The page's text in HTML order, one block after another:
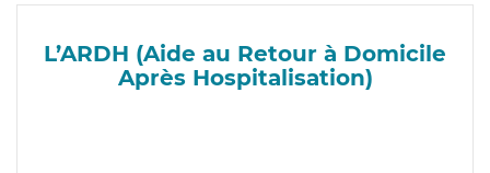
L’ARDH (Aide au Retour à Domicile
Après Hospitalisation)